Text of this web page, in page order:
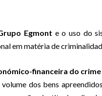
Egmont e o uso do
em matéria de
financeira do
dos bens